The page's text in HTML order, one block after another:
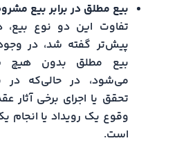
بیع مطلق در برابر بیع
تفاوت این دو نوع بیع،
پیش‌تر گفته شد، در
بیع مطلق بدون هیچ
می‌شود، در حالی‌که در
تحقق یا اجرای برخی آثار
وقوع یک رویداد یا
است.